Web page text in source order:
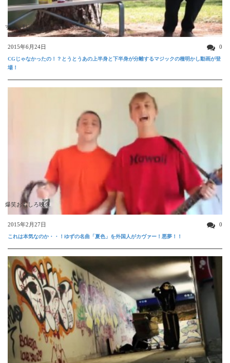
すごい動画
2015年6月24日 0
CGじゃなかったの！？とうとうあの上半身と下半身が分離するマジックの種明かし動画が登
場！
爆笑おもしろ映像
2015年2月27日 0
これは本気なのか・・！ゆずの名曲「夏色」を外国人がカヴァー！悪夢！！